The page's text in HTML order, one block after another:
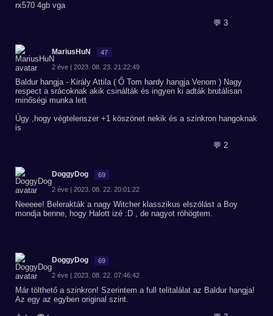
rx570 4gb vga
💬 3
MariusHuN 47
2 éve | 2023. 08. 23. 21:22:49
Baldur hangja - Király Attila ( Ő Tom hardy hangja Venom ) Nagy
respect a srácoknak akik csinálták és ingyen ki adták brutálisan
minőségi munka lett
Úgy ,hogy végtelenszer +1 köszönet nekik és a szinkron hangoknak
is
💬 2
DoggyDog 69
2 éve | 2023. 08. 22. 20:01:22
Neeeee! Belerakták a nagy Witcher klasszikus elszólást a Boy
mondja benne, hogy Halott izé :D , de nagyot röhögtem.
DoggyDog 69
2 éve | 2023. 08. 22. 07:46:42
Már tölthető a szinkron! Szerintem a full telitalálat az Baldur hangja!
Az egy az egyben original szint.